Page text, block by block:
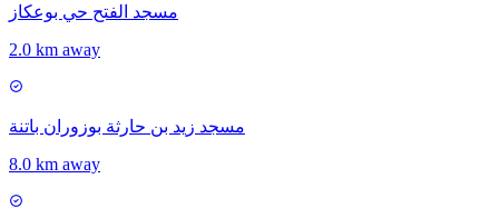
مسجد الفتح حي بوعكاز
2.0 km away
مسجد زيد بن حارثة بوزوران باتنة
8.0 km away